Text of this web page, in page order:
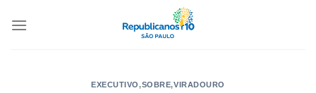
EXECUTIVO,SOBRE,VIRADOURO